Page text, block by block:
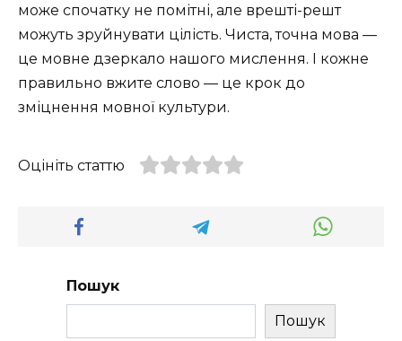
може спочатку не помітні, але врешті-решт
можуть зруйнувати цілість. Чиста, точна мова —
це мовне дзеркало нашого мислення. І кожне
правильно вжите слово — це крок до
зміцнення мовної культури.
Оцініть статтю
Пошук
Пошук